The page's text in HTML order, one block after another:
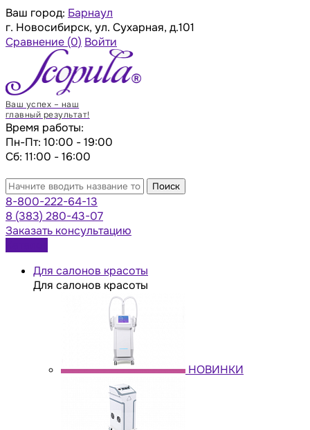
Ваш город: Барнаул
г. Новосибирск, ул. Сухарная, д.101
Сравнение (0) Войти
Ваш успех – наш
главный результат!
Время работы:
Пн-Пт: 10:00 - 19:00
Сб: 11:00 - 16:00
Поиск
8-800-222-64-13
8 (383) 280-43-07
Заказать консультацию
Для салонов красоты
Для салонов красоты
НОВИНКИ